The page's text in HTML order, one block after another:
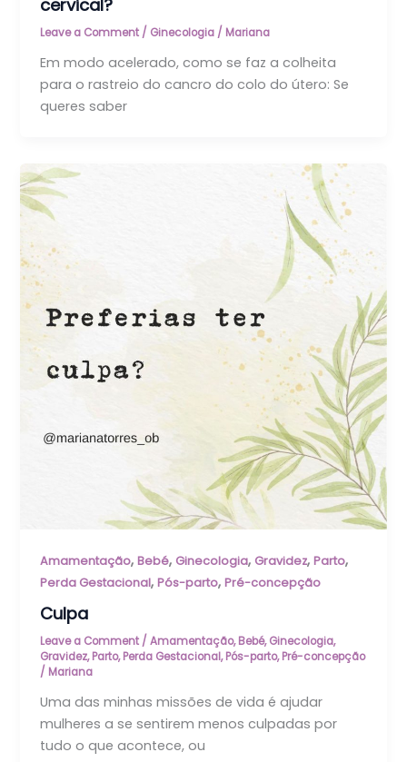
cervical?
Leave a Comment / Ginecologia / Mariana
Em modo acelerado, como se faz a colheita
para o rastreio do cancro do colo do útero: Se
queres saber
Amamentação,Bebé, Ginecologia, Gravidez,Parto,
Perda Gestacional,Pós-parto,Pré-concepção
Culpa
Leave a Comment /Amamentação,Bebé,Ginecologia,
Gravidez,Parto,Perda Gestacional,Pós-parto,Pré-concepção
/ Mariana
Uma das minhas missões de vida é ajudar
mulheres a se sentirem menos culpadas por
tudo o que acontece, ou